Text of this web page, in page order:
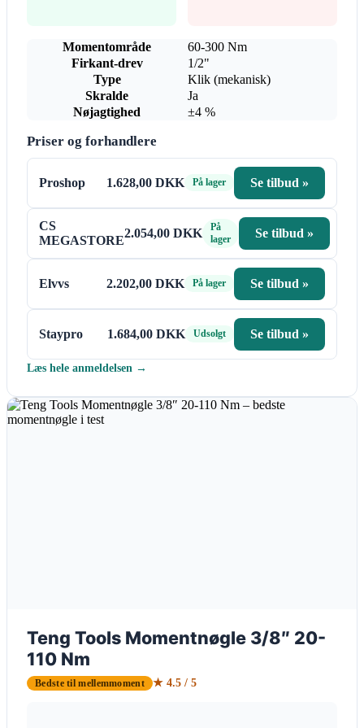
Momentområde
60-300 Nm
Firkant-drev
1/2"
Type
Klik (mekanisk)
Skralde
Ja
Nøjagtighed
±4 %
Priser og forhandlere
Proshop 1.628,00 DKK På lager Se tilbud »
CS
MEGASTORE
2.054,00 DKK
På
lager
Se tilbud »
Elvvs 2.202,00 DKK På lager Se tilbud »
Staypro 1.684,00 DKK Udsolgt Se tilbud »
Læs hele anmeldelsen →
Teng Tools Momentnøgle 3/8″ 20-
110 Nm
Bedste til mellemmoment ★ 4.5 / 5